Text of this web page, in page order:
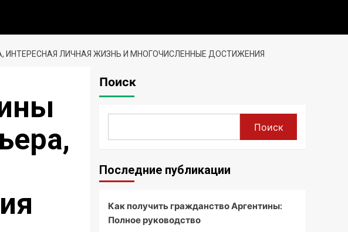
ИНТЕРЕСНАЯ ЛИЧНАЯ ЖИЗНЬ И МНОГОЧИСЛЕННЫЕ ДОСТИЖЕНИЯ
Поиск
Поиск
Последние публикации
Как получить гражданство Аргентины:
Полное руководство